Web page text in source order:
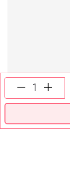
SECCIONES